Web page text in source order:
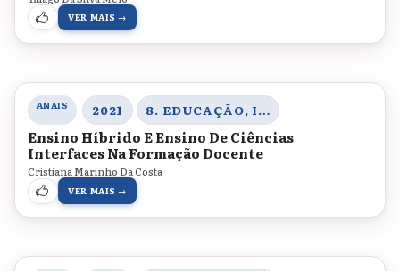
VER MAIS →
ANAIS 2021 8. EDUCAÇÃO, INOVAÇÃO E TECNOLOGIAS
Ensino Híbrido E Ensino De Ciências
Interfaces Na Formação Docente
Cristiana Marinho Da Costa
VER MAIS →